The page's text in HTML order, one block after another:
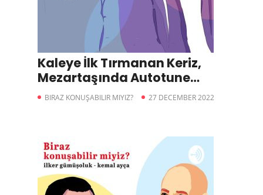
Kaleye İlk Tırmanan Keriz,
Mezartaşında Autotune
Yazması-Biraz Konuşabilir
BIRAZ KONUŞABILIR MIYIZ? 27 DECEMBER 2022